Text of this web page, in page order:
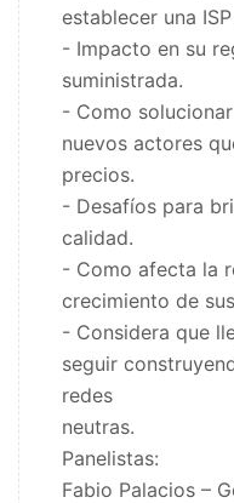
establecer una
- Impacto en su
suministrada.
- Como
nuevos actores
precios.
- Desafíos para
calidad.
- Como afecta la
crecimiento de
- Considera que
seguir
redes
neutras.
Panelistas:
Fabio Palacios –